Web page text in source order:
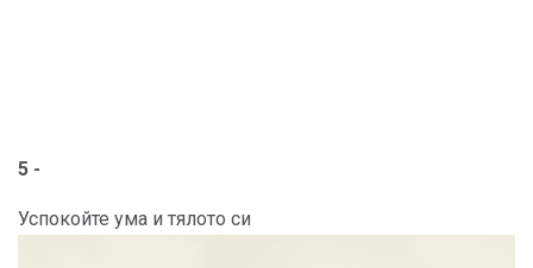
5 -
Успокойте ума и тялото си